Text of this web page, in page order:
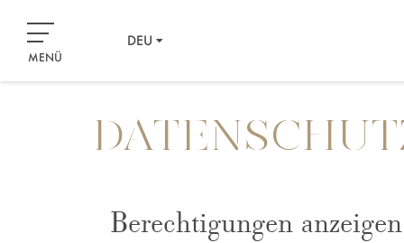
MENÜ
DEU
Berechtigungen anzeigen